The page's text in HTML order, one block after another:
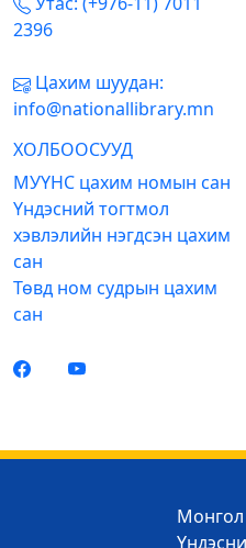
2396
Цахим шуудан:
info@nationallibrary.mn
ХОЛБООСУУД
МУҮНС цахим номын сан
Үндэсний тогтмол
хэвлэлийн нэгдсэн цахим
сан
Төвд ном судрын цахим
сан